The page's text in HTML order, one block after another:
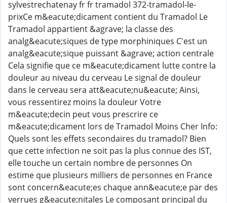
sylvestrechatenay fr fr tramadol 372-tramadol-le-
prixCe m&eacute;dicament contient du Tramadol Le
Tramadol appartient &agrave; la classe des
analg&eacute;siques de type morphiniques C'est un
analg&eacute;sique puissant &agrave; action centrale
Cela signifie que ce m&eacute;dicament lutte contre la
douleur au niveau du cerveau Le signal de douleur
dans le cerveau sera att&eacute;nu&eacute; Ainsi,
vous ressentirez moins la douleur Votre
m&eacute;decin peut vous prescrire ce
m&eacute;dicament lors de Tramadol Moins Cher Info:
Quels sont les effets secondaires du tramadol? Bien
que cette infection ne soit pas la plus connue des IST,
elle touche un certain nombre de personnes On
estime que plusieurs milliers de personnes en France
sont concern&eacute;es chaque ann&eacute;e par des
verrues g&eacute;nitales Le composant principal du